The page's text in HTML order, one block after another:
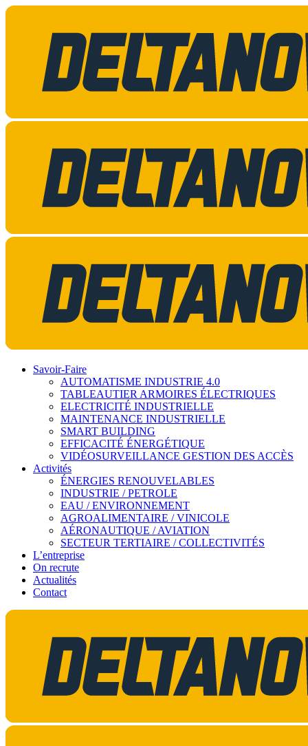
Savoir-Faire
AUTOMATISME INDUSTRIE 4.0
TABLEAUTIER ARMOIRES ÉLECTRIQUES
ELECTRICITÉ INDUSTRIELLE
MAINTENANCE INDUSTRIELLE
SMART BUILDING
EFFICACITÉ ÉNERGÉTIQUE
VIDÉOSURVEILLANCE GESTION DES ACCÈS
Activités
ÉNERGIES RENOUVELABLES
INDUSTRIE / PETROLE
EAU / ENVIRONNEMENT
AGROALIMENTAIRE / VINICOLE
AÉRONAUTIQUE / AVIATION
SECTEUR TERTIAIRE / COLLECTIVITÉS
L’entreprise
On recrute
Actualités
Contact